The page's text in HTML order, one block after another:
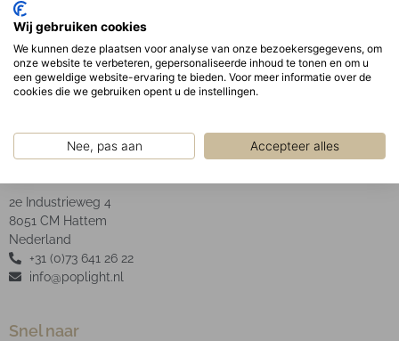
Wij gebruiken cookies
We kunnen deze plaatsen voor analyse van onze bezoekersgegevens, om
onze website te verbeteren, gepersonaliseerde inhoud te tonen en om u
een geweldige website-ervaring te bieden. Voor meer informatie over de
cookies die we gebruiken opent u de instellingen.
Nee, pas aan Accepteer alles
Geanodiseerde aluminium facet reflector inclusief
POP Light B.V.
2e Industrieweg 4
8051 CM Hattem
Nederland
+31 (0)73 641 26 22
info@poplight.nl
Snel naar